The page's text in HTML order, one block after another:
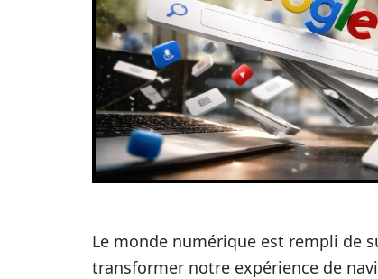
Le monde numérique est rempli de
transformer notre expérience de